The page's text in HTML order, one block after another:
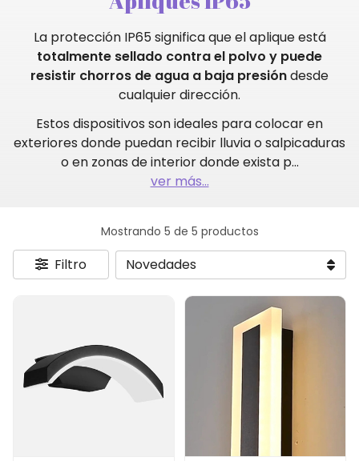
La protección IP65 significa que el aplique está
totalmente sellado contra el polvo y puede
resistir chorros de agua a baja presióndesde
cualquier dirección.
Estos dispositivos son ideales para colocar en
exteriores donde puedan recibir lluvia o salpicaduras
o en zonas de interior donde exista p...
ver más...
Mostrando 5 de 5 productos
Filtro